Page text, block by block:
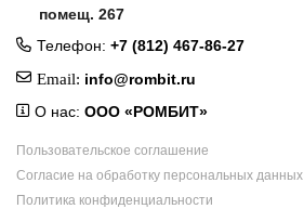
помещ. 267
Телефон: +7 (812) 467-86-27
Email: info@rombit.ru
О нас: ООО «РОМБИТ»
Пользовательское соглашение
Согласие на обработку персональных данных
Политика конфиденциальности